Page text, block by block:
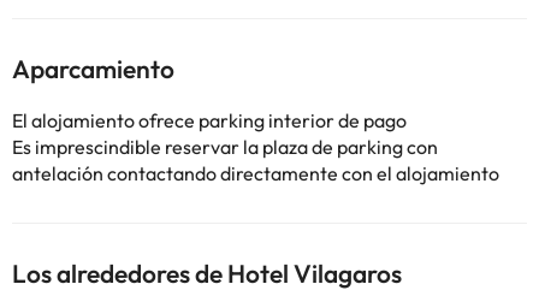
Aparcamiento
El alojamiento ofrece parking interior de pago
Es imprescindible reservar la plaza de parking con
antelación contactando directamente con el alojamiento
Los alrededores de Hotel Vilagaros